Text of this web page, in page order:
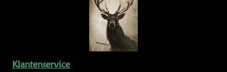
Klantenservice